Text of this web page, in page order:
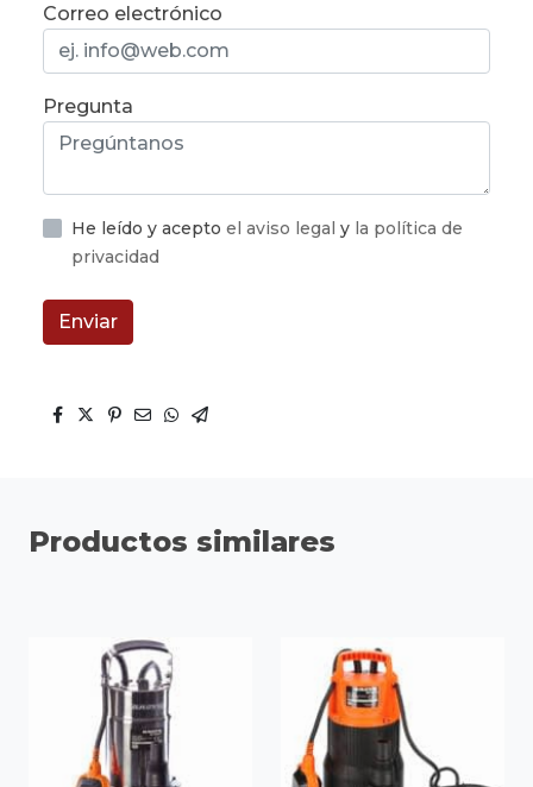
Correo electrónico
Pregunta
He leído y acepto el aviso legal y la política de
privacidad
Enviar
Productos similares